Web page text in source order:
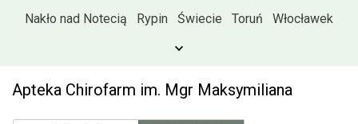
Nakło nad Notecią
Rypin Świecie Toruń Włocławek
Apteka Chirofarm im. Mgr Maksymiliana